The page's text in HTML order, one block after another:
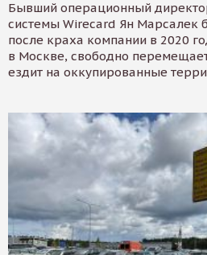
Бывший операционный
системы Wirecard Ян Марсалек
после краха компании в 2020
в Москве, свободно
ездит на оккупированные